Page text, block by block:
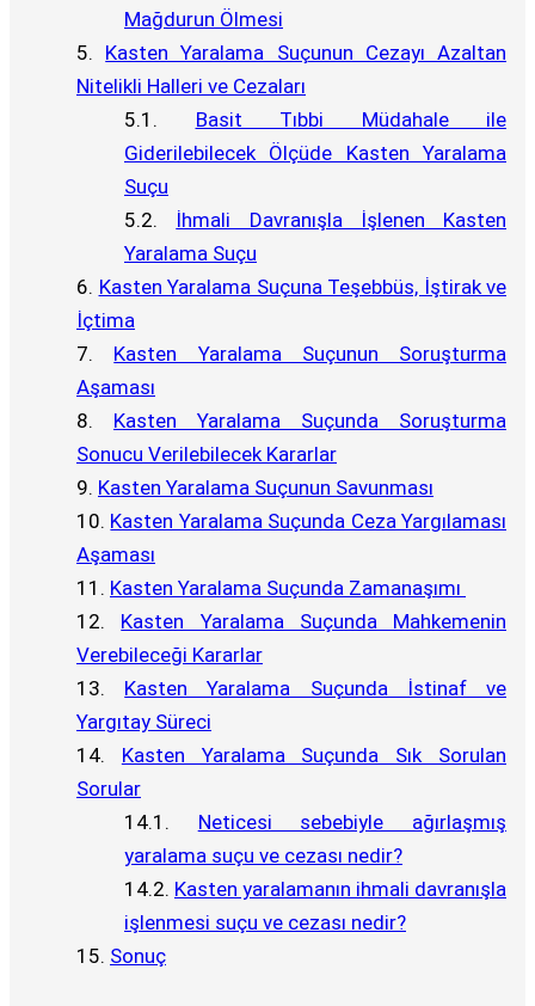
Mağdurun Ölmesi
Kasten Yaralama Suçunun Cezayı Azaltan
Nitelikli Halleri ve Cezaları
Basit Tıbbi Müdahale ile
Giderilebilecek Ölçüde Kasten Yaralama
Suçu
İhmali Davranışla İşlenen Kasten
Yaralama Suçu
Kasten Yaralama Suçuna Teşebbüs, İştirak ve
İçtima
Kasten Yaralama Suçunun Soruşturma
Aşaması
Kasten Yaralama Suçunda Soruşturma
Sonucu Verilebilecek Kararlar
Kasten Yaralama Suçunun Savunması
Kasten Yaralama Suçunda Ceza Yargılaması
Aşaması
Kasten Yaralama Suçunda Zamanaşımı
Kasten Yaralama Suçunda Mahkemenin
Verebileceği Kararlar
Kasten Yaralama Suçunda İstinaf ve
Yargıtay Süreci
Kasten Yaralama Suçunda Sık Sorulan
Sorular
Neticesi sebebiyle ağırlaşmış
yaralama suçu ve cezası nedir?
Kasten yaralamanın ihmali davranışla
işlenmesi suçu ve cezası nedir?
Sonuç